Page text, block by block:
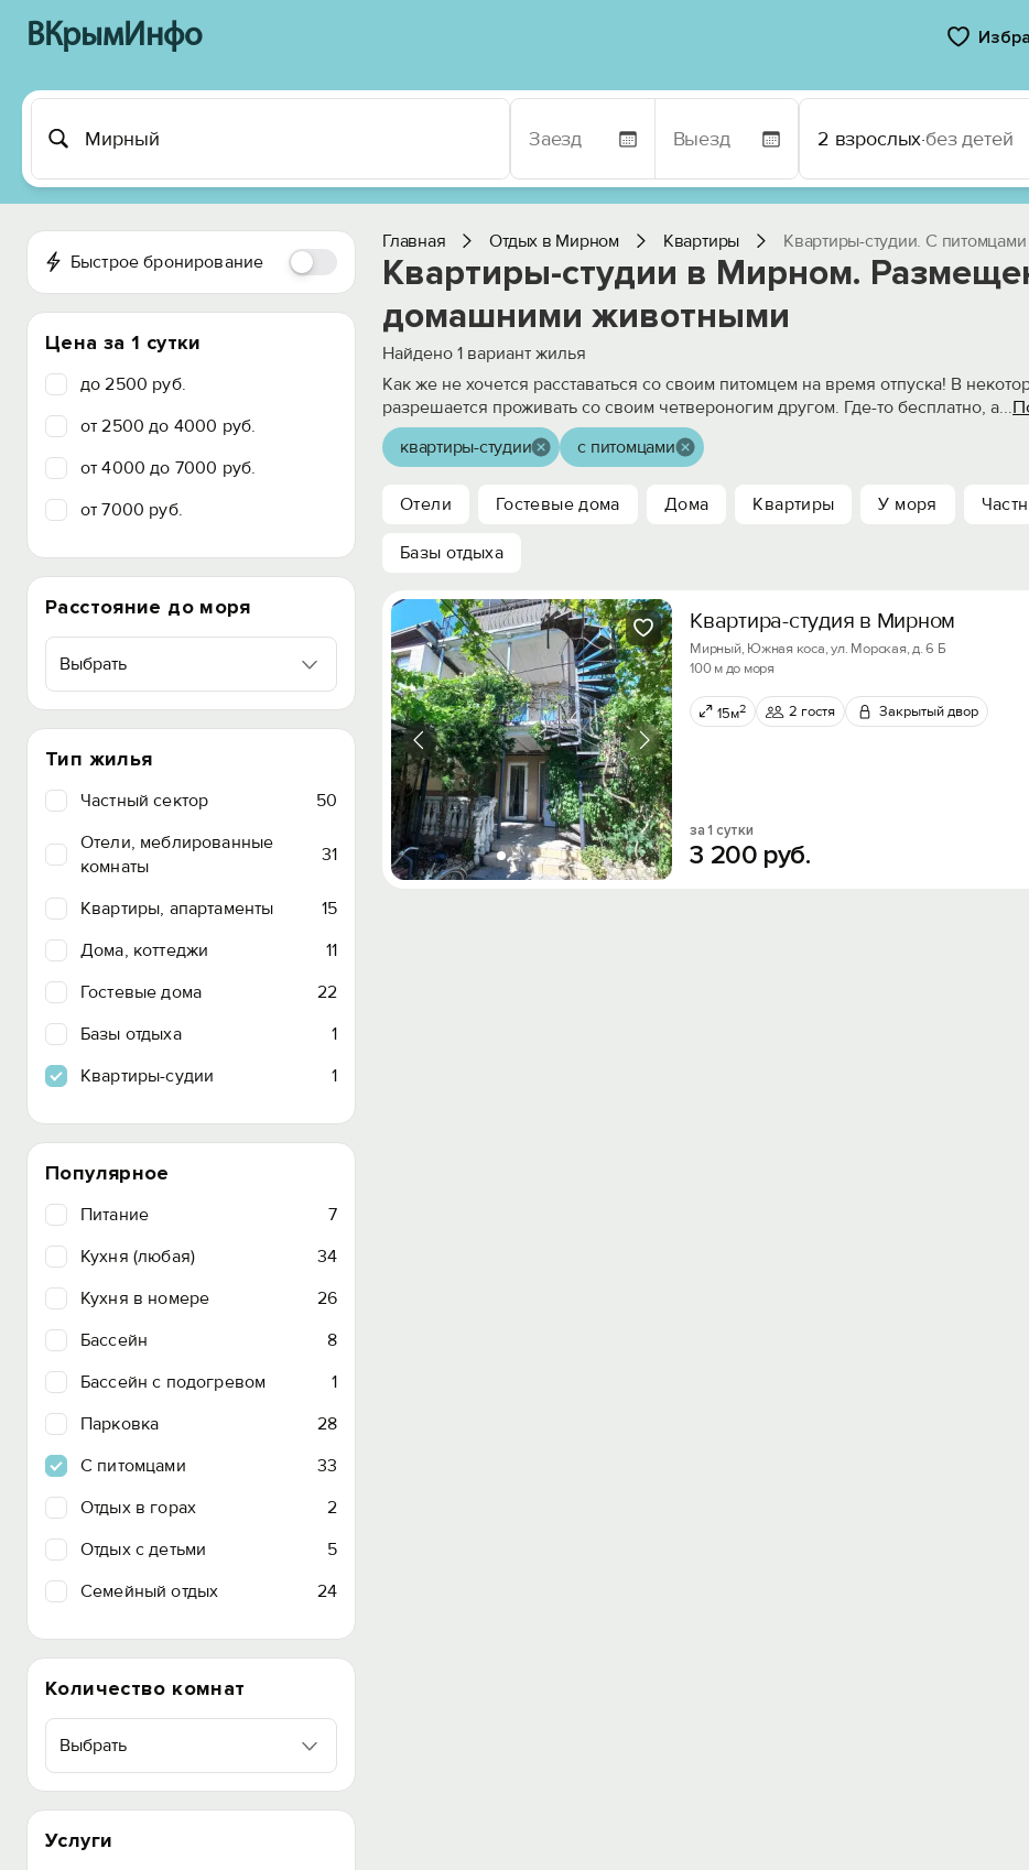
ВКрымИнфо
2 взрослых·без детей
Быстрое бронирование
Цена за 1 сутки
до 2500 руб.
от 2500 до 4000 руб.
от 4000 до 7000 руб.
от 7000 руб.
Расстояние до моря
Выбрать
Тип жилья
Частный сектор
50
Отели, меблированные
комнаты
31
Квартиры, апартаменты
15
Дома, коттеджи
11
Гостевые дома
22
Базы отдыха
1
Квартиры-судии
1
Популярное
Питание
7
Кухня (любая)
34
Кухня в номере
26
Бассейн
8
Бассейн с подогревом
1
Парковка
28
C питомцами
33
Отдых в горах
2
Отдых с детьми
5
Семейный отдых
24
Количество комнат
Выбрать
Услуги
Главная Отдых в Мирном Квартиры Квартиры-студии. С питомцами
Квартиры-студии в Мирном.
домашними животными
Найдено 1 вариант жилья
Как же не хочется расставаться со своим питомцем на время отпуска! В
разрешается проживать со своим четвероногим другом. Где-то бесплатно, а...
квартиры-студии с питомцами
Отели Гостевые дома Дома Квартиры У моря
Базы отдыха
Квартира-студия в Мирном
Мирный, Южная коса, ул. Морская, д. 6 Б
100 м до моря
15м2 2 гостя Закрытый двор
за 1 сутки
3 200 руб.